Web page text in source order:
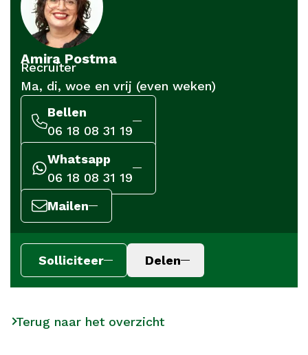
Amira Postma
Recruiter
Ma, di, woe en vrij (even weken)
Bellen
06 18 08 31 19
Whatsapp
06 18 08 31 19
Mailen
Solliciteer Delen
Terug naar het overzicht